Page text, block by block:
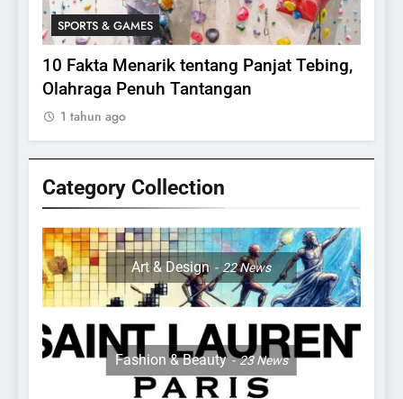
SPORTS & GAMES
10 Fakta Menarik tentang Panjat Tebing,
Olahraga Penuh Tantangan
1 tahun ago
Category Collection
Art & Design 22News
Fashion & Beauty 23News
Apakah Benar Gajah Takut
Dengan Tikus
ANIMALS
25
15 Fakta Menarik Tentang
Sapi Untuk Anak- anak
ANIMALS